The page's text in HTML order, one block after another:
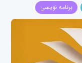
برنامه نویسی